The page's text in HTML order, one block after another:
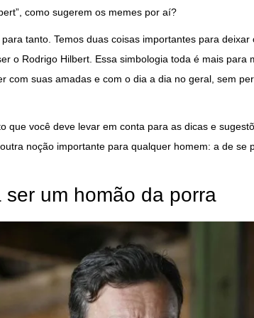
como sugerem os memes por aí?
tanto. Temos duas coisas importantes para deixar
o Rodrigo Hilbert. Essa simbologia toda é mais para
com suas amadas e com o dia a dia no geral, sem
que você deve levar em conta para as dicas e
noção importante para qualquer homem: a de se
um homão da porra